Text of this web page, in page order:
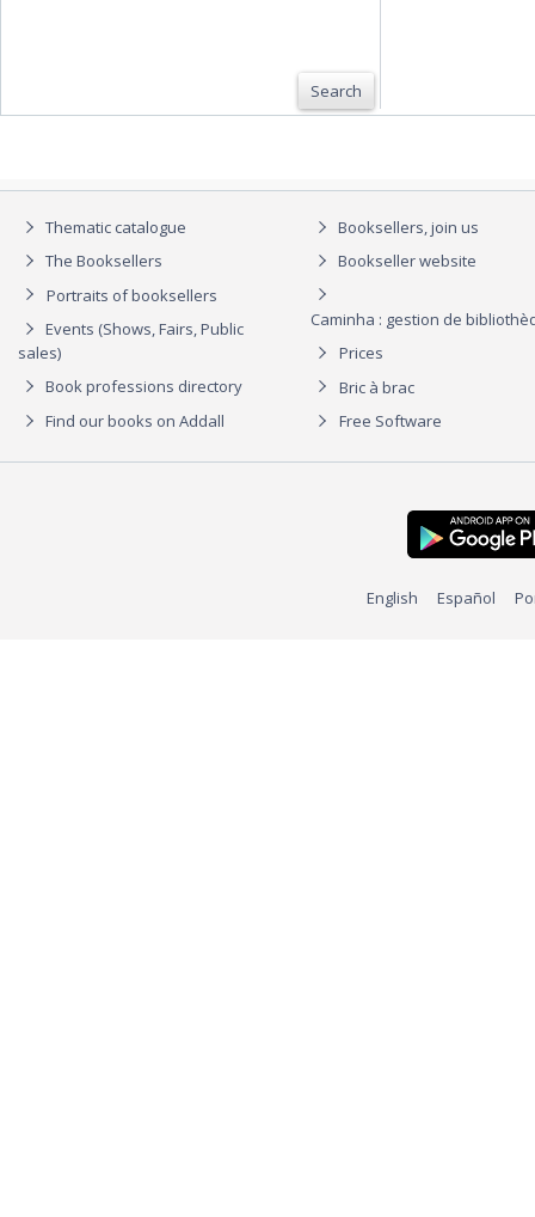
Search
Thematic catalogue
The Booksellers
Portraits of booksellers
Events (Shows, Fairs, Public
sales)
Book professions directory
Find our books on Addall
Booksellers, join us
Bookseller website
Caminha : gestion de
Prices
Bric à brac
Free Software
English Español